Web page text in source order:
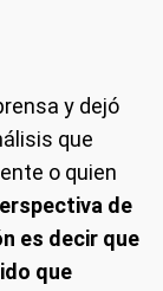
y dejó
que
o quien
de
es decir que
que